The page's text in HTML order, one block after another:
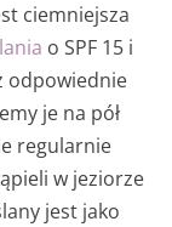
ciemniejsza
o SPF 15 i
odpowiednie
je na pół
regularnie
w jeziorze
jest jako